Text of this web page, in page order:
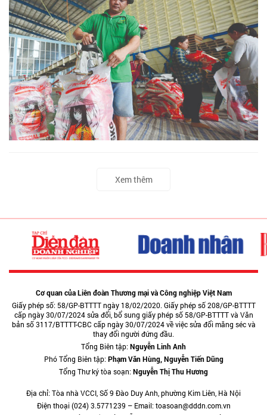
Xem thêm
Cơ quan của Liên đoàn Thương mại và Công nghiệp Việt Nam
Giấy phép số: 58/GP-BTTTT ngày 18/02/2020. Giấy phép số 208/GP-BTTTT
cấp ngày 30/07/2024 sửa đổi, bổ sung giấy phép số 58/GP-BTTTT và Văn
bản số 3117/BTTTT-CBC cấp ngày 30/07/2024 về việc sửa đổi măng séc và
thay đổi người đứng đầu.
Tổng Biên tập:Nguyễn Linh Anh
Phó Tổng Biên tập:Phạm Văn Hùng, Nguyễn Tiến Dũng
Tổng Thư ký tòa soạn:Nguyễn Thị Thu Hương
Địa chỉ: Tòa nhà VCCI, Số 9 Đào Duy Anh, phường Kim Liên, Hà Nội
Điện thoại (024) 3.5771239 – Email: toasoan@dddn.com.vn